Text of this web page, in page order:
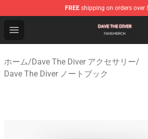
FREE shipping on orders over
Open menu
Dave The Diver Shop - Official
ホーム/Dave The Diver アクセサリー/
Dave The Diver ノートブック